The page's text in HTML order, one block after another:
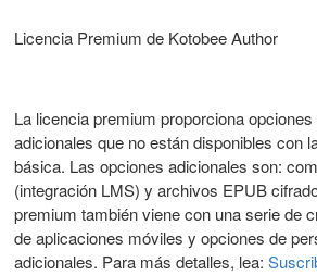
Licencia Premium de Kotobee Author
La licencia premium proporciona
adicionales que no están disponibles con
básica. Las opciones adicionales son:
(integración LMS) y archivos EPUB
premium también viene con una serie de
de aplicaciones móviles y opciones de
adicionales. Para más detalles, lea: